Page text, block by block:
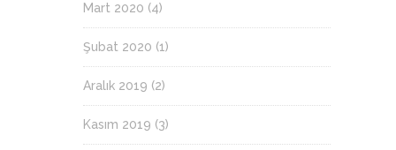
Mart 2020 (4)
Şubat 2020 (1)
Aralık 2019 (2)
Kasım 2019 (3)